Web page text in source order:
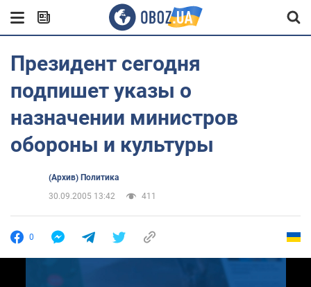
Президент сегодня
подпишет указы о
назначении министров
обороны и культуры
(Архив) Политика
30.09.2005 13:42
411
0